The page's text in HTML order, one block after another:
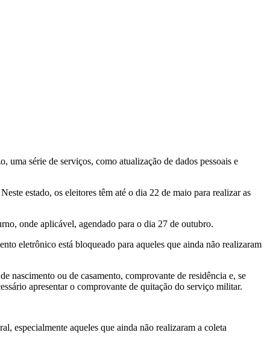
série de serviços, como atualização de dados pessoais e
estado, os eleitores têm até o dia 22 de maio para realizar as
onde aplicável, agendado para o dia 27 de outubro.
eletrônico está bloqueado para aqueles que ainda não realizaram
nascimento ou de casamento, comprovante de residência e, se
apresentar o comprovante de quitação do serviço militar.
especialmente aqueles que ainda não realizaram a coleta